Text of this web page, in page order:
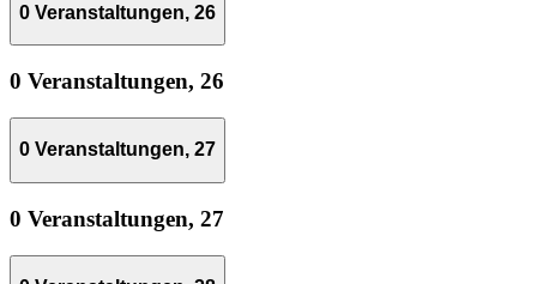
0 Veranstaltungen, 26
0 Veranstaltungen, 26
0 Veranstaltungen, 27
0 Veranstaltungen, 27